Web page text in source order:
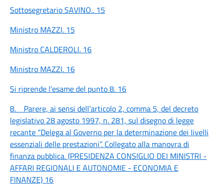
Sottosegretario SAVINO.. 15
Ministro MAZZI. 15
Ministro CALDEROLI. 16
Ministro MAZZI. 16
Si riprende l’esame del punto 8. 16
8. Parere, ai sensi dell’articolo 2, comma 5, del decreto
legislativo 28 agosto 1997, n. 281, sul disegno di legge
recante “Delega al Governo per la determinazione dei livelli
essenziali delle prestazioni”. Collegato alla manovra di
finanza pubblica. (PRESIDENZA CONSIGLIO DEI MINISTRI -
AFFARI REGIONALI E AUTONOMIE - ECONOMIA E
FINANZE) 16